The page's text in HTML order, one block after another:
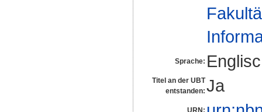
Sprache:
Titel an der UBT
entstanden: Ja
URN: